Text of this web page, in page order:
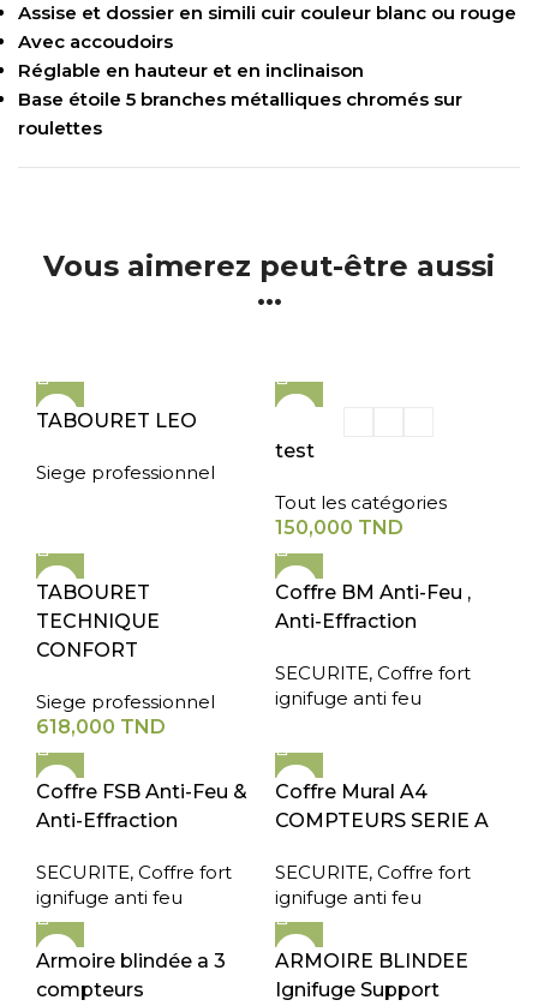
Assise et dossier en simili cuir couleur blanc ou rouge
Avec accoudoirs
Réglable en hauteur et en inclinaison
Base étoile 5 branches métalliques chromés sur
roulettes
Vous aimerez peut-être aussi
...
TABOURET LEO
Siege professionnel
test
Tout les catégories
150,000 TND
TABOURET
TECHNIQUE
CONFORT
Siege professionnel
618,000 TND
Coffre BM Anti-Feu ,
Anti-Effraction
SECURITE, Coffre fort
ignifuge anti feu
Coffre FSB Anti-Feu &
Anti-Effraction
SECURITE, Coffre fort
ignifuge anti feu
Coffre Mural A4
COMPTEURS SERIE A
SECURITE, Coffre fort
ignifuge anti feu
Armoire blindée a 3
compteurs
ARMOIRE BLINDEE
Ignifuge Support